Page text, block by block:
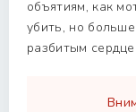
объятиям, как
убить, но
разбитым